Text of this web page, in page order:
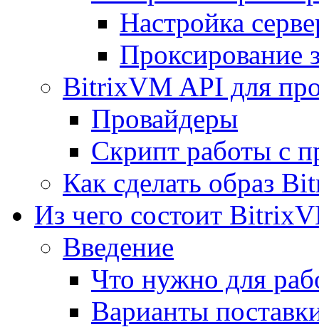
Настройка
Проксирование
BitrixVM API для
Провайдеры
Скрипт работы с
Как сделать образ
Из чего состоит
Введение
Что нужно для
Варианты